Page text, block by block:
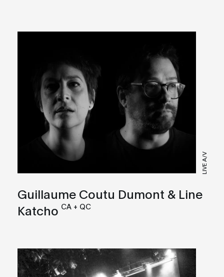
LIVE A/V
Guillaume Coutu Dumont & Line
Katcho CA + QC